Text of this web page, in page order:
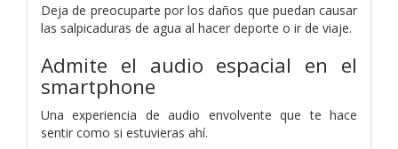
Deja de preocuparte por los daños que puedan causar
las salpicaduras de agua al hacer deporte o ir de viaje.
Admite el audio espacial en el
smartphone
Una experiencia de audio envolvente que te hace
sentir como si estuvieras ahí.